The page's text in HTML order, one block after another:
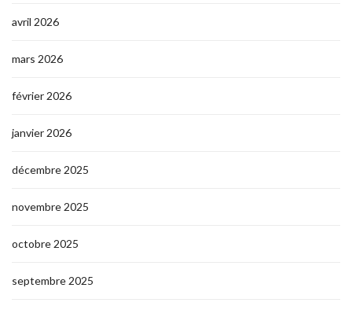
avril 2026
mars 2026
février 2026
janvier 2026
décembre 2025
novembre 2025
octobre 2025
septembre 2025